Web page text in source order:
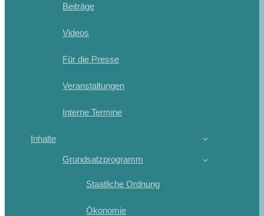
Beiträge
Videos
Für die Presse
Veranstaltungen
Interne Termine
Inhalte
Grundsatzprogramm
Staatliche Ordnung
Ökonomie